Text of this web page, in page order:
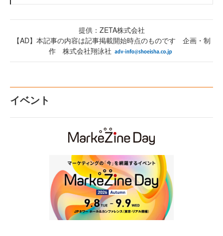
提供：ZETA株式会社
【AD】本記事の内容は記事掲載開始時点のものです 企画・制
作 株式会社翔泳社
イベント